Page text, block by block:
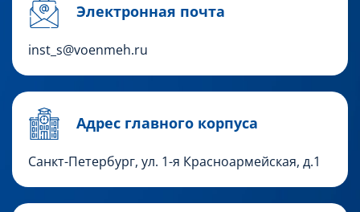
Электронная почта
inst_s@voenmeh.ru
Адрес главного корпуса
Санкт-Петербург, ул. 1-я Красноармейская, д.1